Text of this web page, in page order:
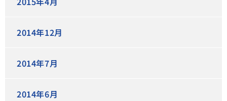
2014年12月
2014年7月
2014年6月